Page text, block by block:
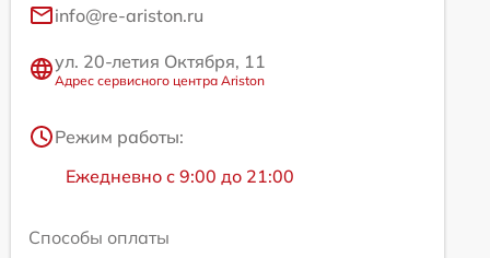
info@re-ariston.ru
ул. 20-летия Октября, 11
Адрес сервисного центра Ariston
Режим работы:
Ежедневно с 9:00 до 21:00
Способы оплаты